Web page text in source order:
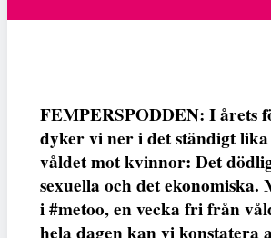
FEMPERSPODDEN: I årets
dyker vi ner i det ständigt
våldet mot kvinnor: Det
sexuella och det ekonomiska.
i #metoo, en vecka fri från
hela dagen kan vi konstatera